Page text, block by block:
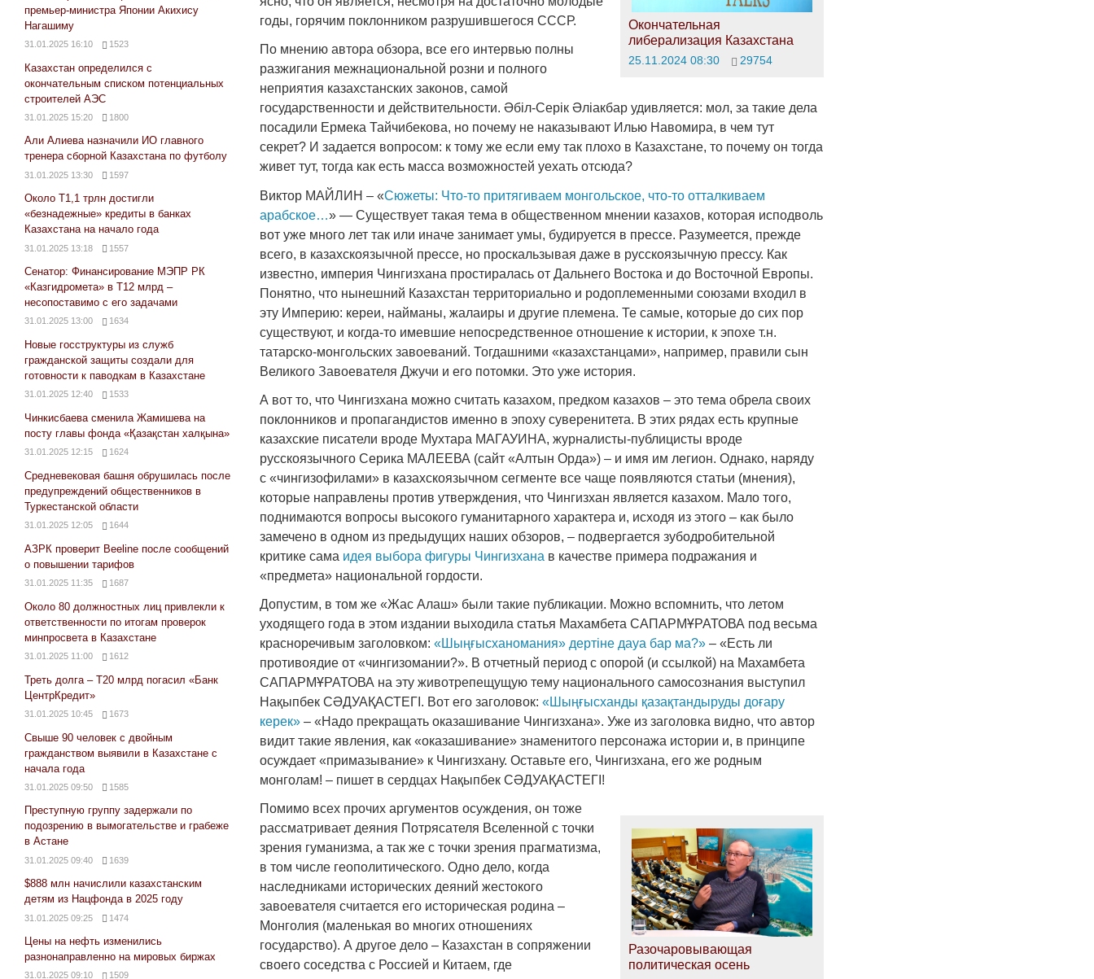
Окончательная
либерализация Казахстана
25.11.2024 08:30 29754
годы, горячим поклонником разрушившегося СССР.
По мнению автора обзора, все его интервью полны
разжигания межнациональной розни и полного
неприятия казахстанских законов, самой
государственности и действительности. Әбіл-Серік Әліакбар удивляется: мол, за такие дела
посадили Ермека Тайчибекова, но почему не наказывают Илью Навомира, в чем тут
секрет? И задается вопросом: к тому же если ему так плохо в Казахстане, то почему он тогда
живет тут, тогда как есть масса возможностей уехать отсюда?
Виктор МАЙЛИН – «Сюжеты: Что-то притягиваем монгольское, что-то отталкиваем
арабское…» — Существует такая тема в общественном мнении казахов, которая исподволь
вот уже много лет так или иначе занимает умы, будируется в прессе. Разумеется, прежде
всего, в казахскоязычной прессе, но проскальзывая даже в русскоязычную прессу. Как
известно, империя Чингизхана простиралась от Дальнего Востока и до Восточной Европы.
Понятно, что нынешний Казахстан территориально и родоплеменными союзами входил в
эту Империю: кереи, найманы, жалаиры и другие племена. Те самые, которые до сих пор
существуют, и когда-то имевшие непосредственное отношение к истории, к эпохе т.н.
татарско-монгольских завоеваний. Тогдашними «казахстанцами», например, правили сын
Великого Завоевателя Джучи и его потомки. Это уже история.
А вот то, что Чингизхана можно считать казахом, предком казахов – это тема обрела своих
поклонников и пропагандистов именно в эпоху суверенитета. В этих рядах есть крупные
казахские писатели вроде Мухтара МАГАУИНА, журналисты-публицисты вроде
русскоязычного Серика МАЛЕЕВА (сайт «Алтын Орда») – и имя им легион. Однако, наряду
с «чингизофилами» в казахскоязычном сегменте все чаще появляются статьи (мнения),
которые направлены против утверждения, что Чингизхан является казахом. Мало того,
поднимаются вопросы высокого гуманитарного характера и, исходя из этого – как было
замечено в одном из предыдущих наших обзоров, – подвергается зубодробительной
критике сама идея выбора фигуры Чингизхана в качестве примера подражания и
«предмета» национальной гордости.
Допустим, в том же «Жас Алаш» были такие публикации. Можно вспомнить, что летом
уходящего года в этом издании выходила статья Махамбета САПАРМҰРАТОВА под весьма
красноречивым заголовком:«Шыңғысханомания» дертіне дауа бар ма?» – «Есть ли
противоядие от «чингизомании?». В отчетный период с опорой (и ссылкой) на Махамбета
САПАРМҰРАТОВА на эту животрепещущую тему национального самосознания выступил
Нақыпбек СӘДУАҚАСТЕГІ. Вот его заголовок:«Шыңғысханды қазақтандыруды доғару
керек» – «Надо прекращать оказашивание Чингизхана». Уже из заголовка видно, что автор
видит такие явления, как «оказашивание» знаменитого персонажа истории и, в принципе
осуждает «примазывание» к Чингизхану. Оставьте его, Чингизхана, его же родным
монголам! – пишет в сердцах Нақыпбек СӘДУАҚАСТЕГІ!
Разочаровывающая
политическая осень
Помимо всех прочих аргументов осуждения, он тоже
рассматривает деяния Потрясателя Вселенной с точки
зрения гуманизма, а так же с точки зрения прагматизма,
в том числе геополитического. Одно дело, когда
наследниками исторических деяний жестокого
завоевателя считается его историческая родина –
Монголия (маленькая во многих отношениях
государство). А другое дело – Казахстан в сопряжении
своего соседства с Россией и Китаем, где
премьер-министра Японии Акихису
Нагашиму
31.01.2025 16:10 1523
Казахстан определился с
окончательным списком потенциальных
строителей АЭС
31.01.2025 15:20 1800
Али Алиева назначили ИО главного
тренера сборной Казахстана по футболу
31.01.2025 13:30 1597
Около Т1,1 трлн достигли
«безнадежные» кредиты в банках
Казахстана на начало года
31.01.2025 13:18 1557
Сенатор: Финансирование МЭПР РК
«Казгидромета» в Т12 млрд –
несопоставимо с его задачами
31.01.2025 13:00 1634
Новые госструктуры из служб
гражданской защиты создали для
готовности к паводкам в Казахстане
31.01.2025 12:40 1533
Чинкисбаева сменила Жамишева на
посту главы фонда «Қазақстан халқына»
31.01.2025 12:15 1624
Средневековая башня обрушилась после
предупреждений общественников в
Туркестанской области
31.01.2025 12:05 1644
АЗРК проверит Beeline после сообщений
о повышении тарифов
31.01.2025 11:35 1687
Около 80 должностных лиц привлекли к
ответственности по итогам проверок
минпросвета в Казахстане
31.01.2025 11:00 1612
Треть долга – Т20 млрд погасил «Банк
ЦентрКредит»
31.01.2025 10:45 1673
Свыше 90 человек с двойным
гражданством выявили в Казахстане с
начала года
31.01.2025 09:50 1585
Преступную группу задержали по
подозрению в вымогательстве и грабеже
в Астане
31.01.2025 09:40 1639
$888 млн начислили казахстанским
детям из Нацфонда в 2025 году
31.01.2025 09:25 1474
Цены на нефть изменились
разнонаправленно на мировых биржах
31.01.2025 09:10 1509